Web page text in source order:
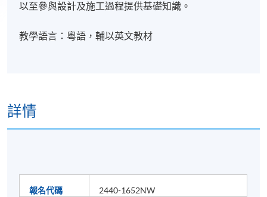
以至參與設計及施工過程提供基礎知識。
教學語言：粵語，輔以英文教材
詳情
報名代碼
2440-1652NW